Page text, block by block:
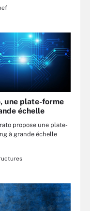
une plate-forme
échelle
propose une plate-
à grande échelle